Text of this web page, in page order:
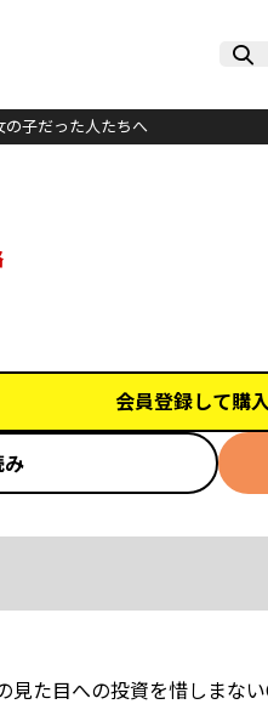
の子だった人たちへ
会員登録して購
み
見た目への投資を惜しまな